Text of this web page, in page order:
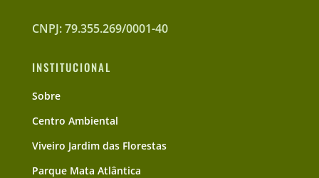
CNPJ: 79.355.269/0001-40
INSTITUCIONAL
Sobre
Centro Ambiental
Viveiro Jardim das Florestas
Parque Mata Atlântica